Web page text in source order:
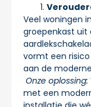
Veel woningen
groepenkast uit
vormt een
aan de
Onze oplossing:
met een